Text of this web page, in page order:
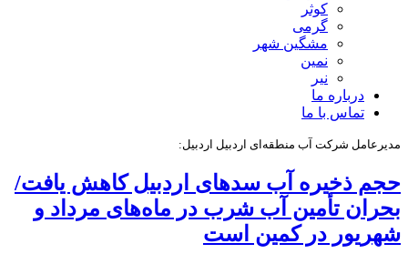
کوثر
گرمی
مشگین شهر
نمین
نیر
درباره ما
تماس با ما
مدیرعامل شرکت آب منطقه‌ای اردبیل اردبیل:
حجم ذخیره آب سدهای اردبیل کاهش یافت/
بحران تأمین آب شرب در ماه‌های مرداد و
شهریور در کمین است